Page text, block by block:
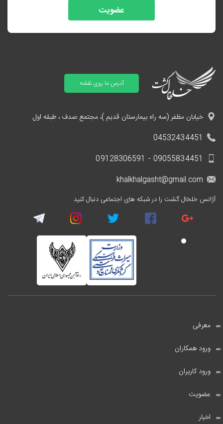
عضویت
آدرس ما روی نقشه
خیابان مظفر (سه راه بیمارستان قدیم )، مجتمع صدف ، طبقه اول
04532434451
09055834451 - 09128306591
khalkhalgasht@gmail.com
آژانس خلخال گشت را در شبکه های اجتماعی دنبال کنید
معرفی
ورود همکاران
ورود کاربران
عضویت
اخبار